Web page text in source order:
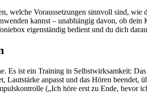
welche Voraussetzungen sinnvoll sind,
kannst – unabhängig davon, ob
eigenständig bedient und du dich
Es ist ein Training in Selbstwirksamkeit:
Lautstärke anpasst und das Hören
(„Ich höre erst zu Ende, bevor